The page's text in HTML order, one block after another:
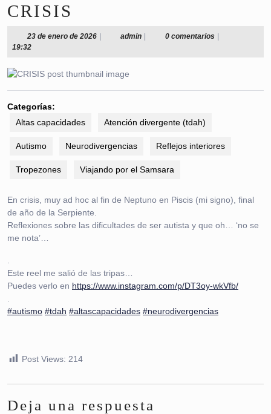
CRISIS
23 de enero de 202623
2026
| adminadmin
| 0 comentarios |
19:32
Categorías:
Altas capacidades
Atención divergente (tdah)
Autismo Neurodivergencias Reflejos interiores
Tropezones Viajando por el Samsara
En crisis, muy ad hoc al fin de Neptuno en Piscis (mi signo), final
de año de la Serpiente.
Reflexiones sobre las dificultades de ser autista y que oh… ‘no se
me nota’…
Este reel me salió de las tripas…
Puedes verlo en https://www.instagram.com/p/DT3oy-wkVfb/
#autismo #tdah #altascapacidades #neurodivergencias
Post Views: 214
Deja una respuesta